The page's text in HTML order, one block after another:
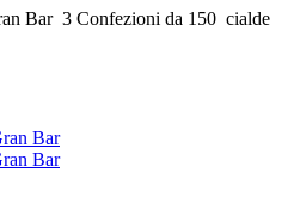
Bar 3 Confezioni da 150 cialde